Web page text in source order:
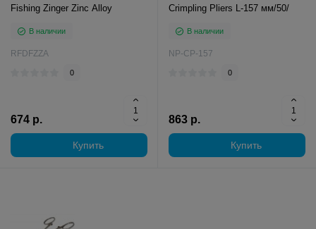
Fishing Zinger Zinc Alloy
В наличии
RFDFZZA
0
674 р.
Купить
Crimpling Pliers L-157 мм/50/
В наличии
NP-CP-157
0
863 р.
Купить